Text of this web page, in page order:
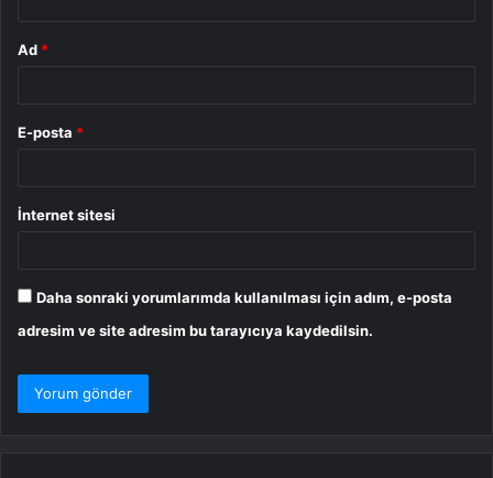
Ad *
E-posta *
İnternet sitesi
Daha sonraki yorumlarımda kullanılması için adım, e-posta
adresim ve site adresim bu tarayıcıya kaydedilsin.